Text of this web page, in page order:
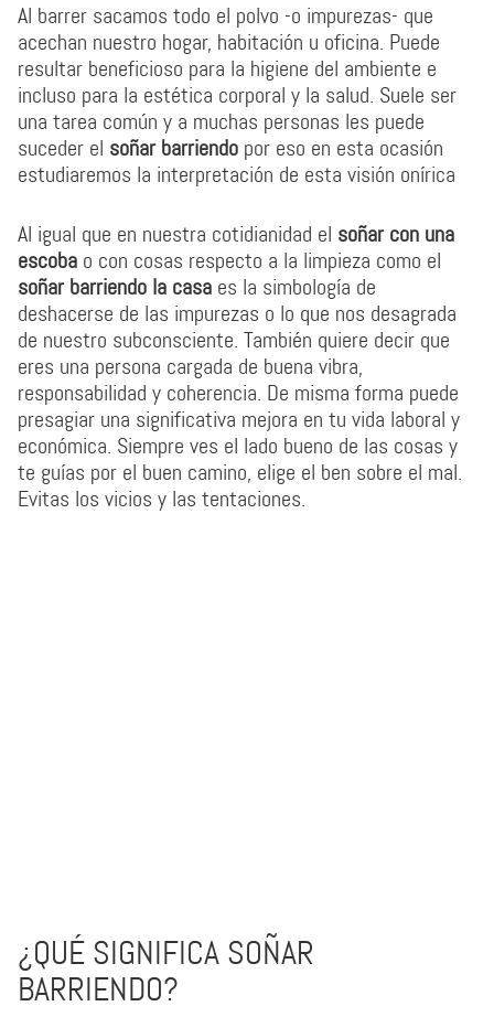
Al barrer sacamos todo el polvo -o impurezas- que
acechan nuestro hogar, habitación u oficina. Puede
resultar beneficioso para la higiene del ambiente e
incluso para la estética corporal y la salud. Suele ser
una tarea común y a muchas personas les puede
suceder el soñar barriendo por eso en esta ocasión
estudiaremos la interpretación de esta visión onírica
Al igual que en nuestra cotidianidad el soñar con una
escoba o con cosas respecto a la limpieza como el
soñar barriendo la casa es la simbología de
deshacerse de las impurezas o lo que nos desagrada
de nuestro subconsciente. También quiere decir que
eres una persona cargada de buena vibra,
responsabilidad y coherencia. De misma forma puede
presagiar una significativa mejora en tu vida laboral y
económica. Siempre ves el lado bueno de las cosas y
te guías por el buen camino, elige el ben sobre el mal.
Evitas los vicios y las tentaciones.
¿QUÉ SIGNIFICA SOÑAR
BARRIENDO?